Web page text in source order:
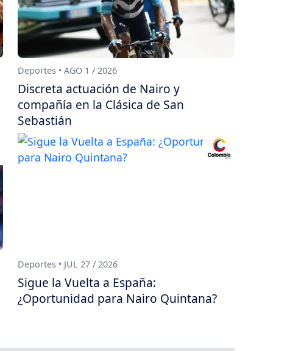
Deportes • AGO 1 / 2026
Discreta actuación de Nairo y
compañía en la Clásica de San
Sebastián
Deportes • JUL 27 / 2026
Sigue la Vuelta a España:
¿Oportunidad para Nairo Quintana?